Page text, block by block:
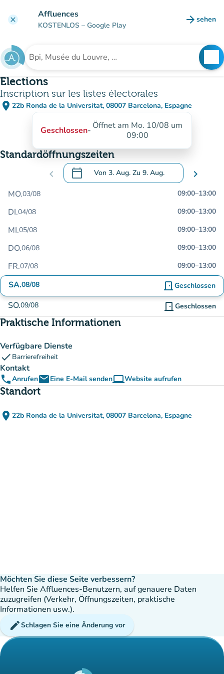
clear Affluences
KOSTENLOS – Google Play arrow_forward sehen
(new
Suche nach einer Einrichtung
Elections
Inscription sur les listes électorales
place 22b Ronda de la Universitat, 08007 Barcelona, Espagne
(in Google Maps öffnen)
(new tab)
Geschlossen- Öffnet am Mo. 10/08 um
09:00
Standardöffnungszeiten
chevron_left calendar_today Von 3. Aug. Zu 9. Aug.
.Öffnen Sie den Kalender, um Daten zu
chevron_right
MO.03/08 09:00–13:00
DI.04/08 09:00–13:00
MI.05/08 09:00–13:00
DO.06/08 09:00–13:00
FR.07/08 09:00–13:00
SA.08/08 door_front Geschlossen
SO.09/08 door_front Geschlossen
Praktische Informationen
Verfügbare Dienste
check Barrierefreiheit
Kontakt
phoneAnrufenemailEine E-Mail sendencomputerWebsite aufrufen
(new tab)
Standort
place 22b Ronda de la Universitat, 08007 Barcelona, Espagne
(in Google Maps öffnen)
(new tab)
Möchten Sie diese Seite verbessern?
Helfen Sie Affluences-Benutzern, auf genauere Daten
zuzugreifen (Verkehr, Öffnungszeiten, praktische
Informationen usw.).
editSchlagen Sie eine Änderung vor